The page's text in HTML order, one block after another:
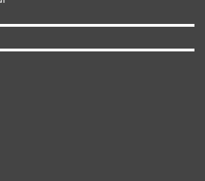
निट्स तक की है। यह फोन
वजह से पानी और धूल-मिट्टी में